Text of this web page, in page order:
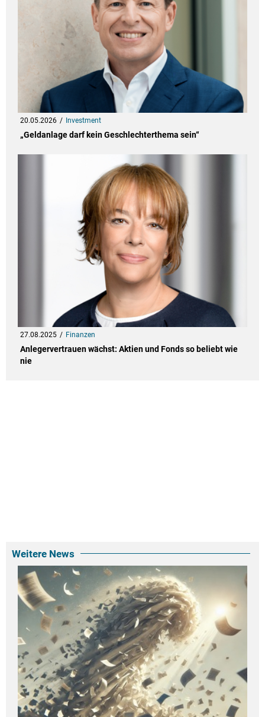
20.05.2026 Investment
„Geldanlage darf kein Geschlechterthema sein“
27.08.2025 Finanzen
Anlegervertrauen wächst: Aktien und Fonds so beliebt wie
nie
Weitere News